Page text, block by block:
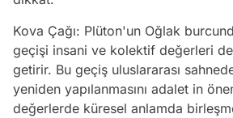
Kova Çağı: Plüton'un Oğlak
geçişi insani ve kolektif değerleri
getirir. Bu geçiş uluslararası
yeniden yapılanmasını adalet in
değerlerde küresel anlamda